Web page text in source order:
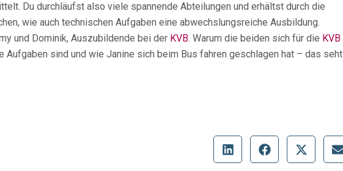
Du durchläufst also viele spannende Abteilungen und erhältst durch die
wie auch technischen Aufgaben eine abwechslungsreiche Ausbildung.
und Dominik, Auszubildende bei der KVB. Warum die beiden sich für die KVB
Aufgaben sind und wie Janine sich beim Bus fahren geschlagen hat – das seht